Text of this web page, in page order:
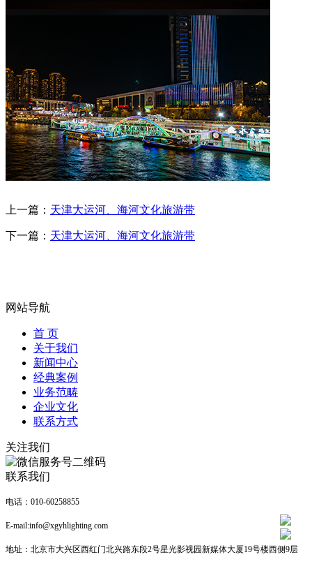
上一篇： 天津大运河、海河文化旅游带
下一篇： 天津大运河、海河文化旅游带
网站导航
首 页
关于我们
新闻中心
经典案例
业务范畴
企业文化
联系方式
关注我们
联系我们
电话：010-60258855
E-mail:info@xgyhlighting.com
地址：北京市大兴区西红门北兴路东段2号星光影视园新媒体大厦19号楼西侧9层